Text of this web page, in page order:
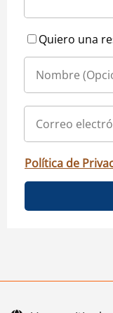
Quiero una
Política de